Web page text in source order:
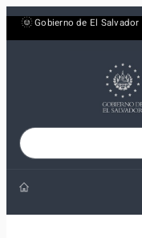
SaltarGobierno de El Salvador
Buscar
el